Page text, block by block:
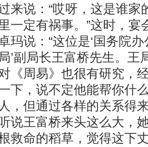
来说：“哎呀，这是谁家
一定有祸事。”这时，宴
玛说：“这位是‘国务院办
’副局长王富桥先生。王
《周易》也很有研究，
下，说不定他能帮你什
，但通过各样的关系得
说王富桥来头这么大，
救命的稻草，觉得这下